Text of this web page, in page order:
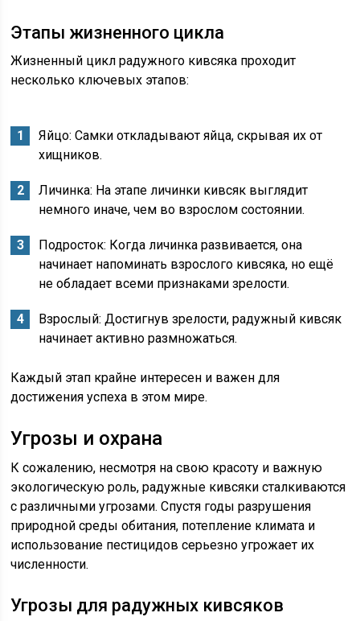
Этапы жизненного цикла
Жизненный цикл радужного кивсяка проходит
несколько ключевых этапов:
Яйцо: Самки откладывают яйца, скрывая их от
хищников.
Личинка: На этапе личинки кивсяк выглядит
немного иначе, чем во взрослом состоянии.
Подросток: Когда личинка развивается, она
начинает напоминать взрослого кивсяка, но ещё
не обладает всеми признаками зрелости.
Взрослый: Достигнув зрелости, радужный кивсяк
начинает активно размножаться.
Каждый этап крайне интересен и важен для
достижения успеха в этом мире.
Угрозы и охрана
К сожалению, несмотря на свою красоту и важную
экологическую роль, радужные кивсяки сталкиваются
с различными угрозами. Спустя годы разрушения
природной среды обитания, потепление климата и
использование пестицидов серьезно угрожает их
численности.
Угрозы для радужных кивсяков